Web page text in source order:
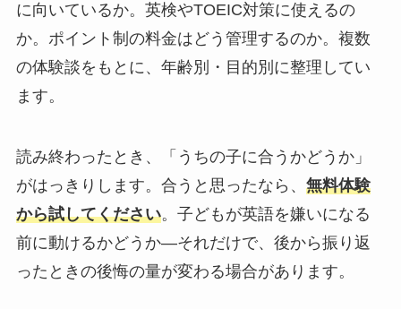
に向いているか。英検やTOEIC対策に使えるの
か。ポイント制の料金はどう管理するのか。複数
の体験談をもとに、年齢別・目的別に整理してい
ます。
読み終わったとき、「うちの子に合うかどうか」
がはっきりします。合うと思ったなら、 無料体験
から試してください。子どもが英語を嫌いになる
前に動けるかどうか—それだけで、後から振り返
ったときの後悔の量が変わる場合があります。